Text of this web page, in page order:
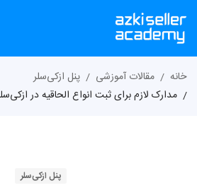
خانه مقالات آموزشی
پنل ازکی‌سلر
مدارک لازم برای ثبت انواع الحاقیه در
پنل ازکی‌سلر